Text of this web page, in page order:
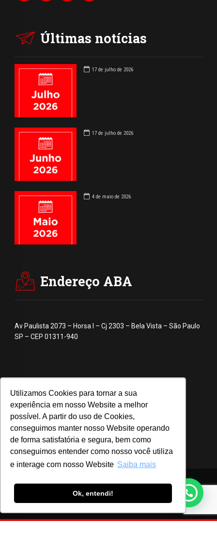
Utilizamos Cookies para tornar a sua
experiência em nosso Website a melhor
possível. A partir do uso de Cookies,
conseguimos manter nosso Website operando
de forma satisfatória e segura, bem como
conseguimos entender como nosso você utiliza
e interage com nosso Website Saiba mais
Ok, entendi!
Últimas notícias
17 de julho de 2026
17 de julho de 2026
4 de maio de 2026
Endereço ABA
Av Paulista 2073 – Horsa I – Cj 2303 – Bela Vista – São Paulo
SP – CEP 01311-940
© 2020 ABA – Associação Brasileira de Anunciantes
Login Notícias Advocacy Webinar